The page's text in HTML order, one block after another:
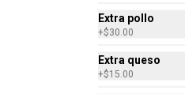
Media Orden de chilaquiles
rellenos de tus dos sabores
Extra pollo
+$30.00
Extra queso
+$15.00